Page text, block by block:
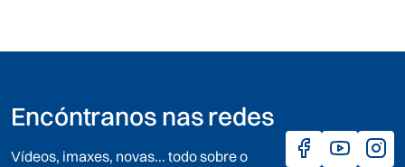
Encóntranos nas redes
Vídeos, imaxes, novas... todo sobre o